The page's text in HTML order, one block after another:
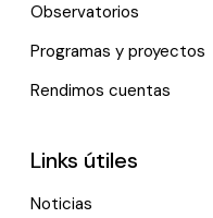
Observatorios
Programas y proyectos
Rendimos cuentas
Links útiles
Noticias